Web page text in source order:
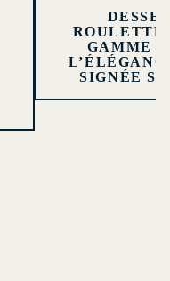
ROULETTE
GAMME
SIGNÉE